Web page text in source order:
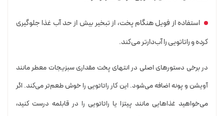
استفاده از فویل هنگام پخت، از تبخیر بیش از حد آب غذا جلوگیری
کرده و راتاتویی را آب‌دارتر می‌کند.
در برخی دستورهای اصلی در انتهای پخت مقداری سبزیجات معطر مانند
آویشن و پونه اضافه می‌شود. این کار راتاتویی را خوش طعم‌تر می‌کند. اگر
می‌خواهید غذاهایی مانند پیتزا یا راتاتویی را در قابلمه درست کنید،